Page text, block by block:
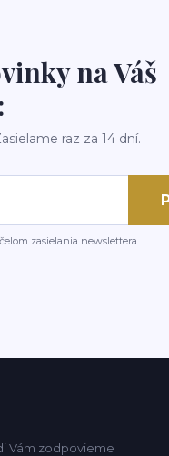
na Váš
raz za 14 dní.
zasielania newslettera.
Vám zodpovieme